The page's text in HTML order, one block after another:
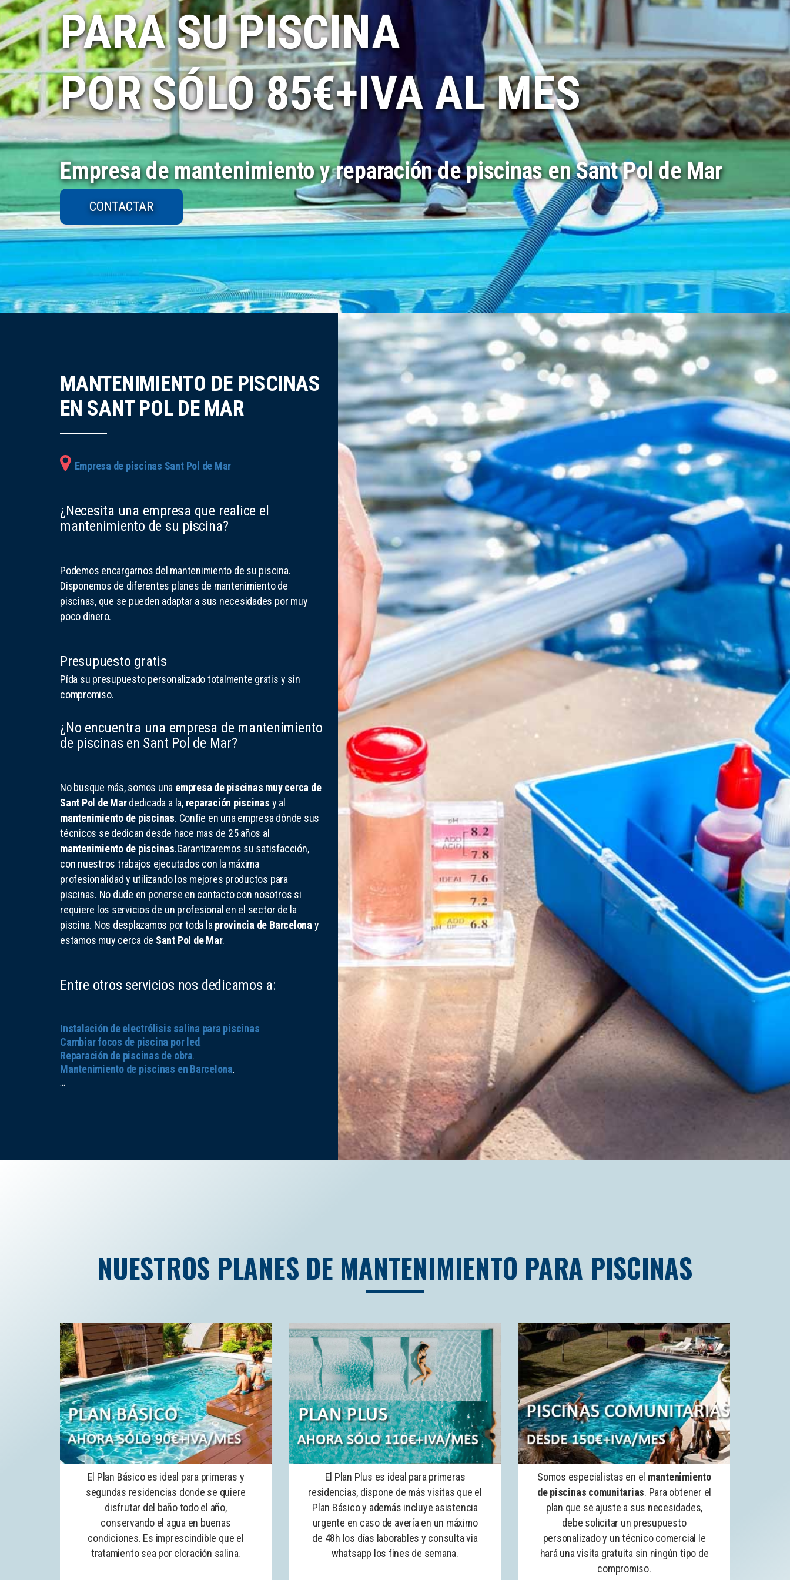
PARA SU PISCINA
POR SÓLO 85€+IVA AL MES
Empresa de mantenimiento y reparación de piscinas en Sant Pol de Mar
CONTACTAR
MANTENIMIENTO DE PISCINAS
EN SANT POL DE MAR
Empresa de piscinas Sant Pol de Mar
¿Necesita una empresa que realice el
mantenimiento de su piscina?
Podemos encargarnos del mantenimiento de su piscina.
Disponemos de diferentes planes de mantenimiento de
piscinas, que se pueden adaptar a sus necesidades por muy
poco dinero.
Presupuesto gratis
Pída su presupuesto personalizado totalmente gratis y sin
compromiso.
¿No encuentra una empresa de mantenimiento
de piscinas en Sant Pol de Mar?
No busque más, somos una empresa de piscinas muy cerca de
Sant Pol de Mardedicada a la, reparación piscinas y al
mantenimiento de piscinas. Confíe en una empresa dónde sus
técnicos se dedican desde hace mas de 25 años al
mantenimiento de piscinas.Garantizaremos su satisfacción,
con nuestros trabajos ejecutados con la máxima
profesionalidad y utilizando los mejores productos para
piscinas. No dude en ponerse en contacto con nosotros si
requiere los servicios de un profesional en el sector de la
piscina. Nos desplazamos por toda la provincia de Barcelona y
estamos muy cerca de Sant Pol de Mar.
Entre otros servicios nos dedicamos a:
Instalación de electrólisis salina para piscinas.
Cambiar focos de piscina por led.
Reparación de piscinas de obra.
Mantenimiento de piscinas en Barcelona.
...
NUESTROS PLANES DE MANTENIMIENTO PARA PISCINAS
El Plan Básico es ideal para primeras y
segundas residencias donde se quiere
disfrutar del baño todo el año,
conservando el agua en buenas
condiciones. Es imprescindible que el
tratamiento sea por cloración salina.
El Plan Plus es ideal para primeras
residencias, dispone de más visitas que el
Plan Básico y además incluye asistencia
urgente en caso de avería en un máximo
de 48h los días laborables y consulta via
whatsapp los fines de semana.
Somos especialistas en el mantenimiento
de piscinas comunitarias. Para obtener el
plan que se ajuste a sus necesidades,
debe solicitar un presupuesto
personalizado y un técnico comercial le
hará una visita gratuita sin ningún tipo de
compromiso.